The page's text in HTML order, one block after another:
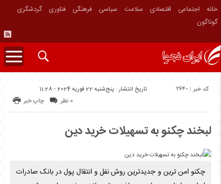
خانه اجتماعی اقتصادی سلامت سیاسی فرهنگی فناوری
گردشگری
گوناگون
تاریخ انتشار : پنج‌شنبه 22 فوریه 2024 - 11:28 کد خبر : 2640
چاپ خبر 0 نظر
لبخند چکنو به تسهیلات خرید دین
چکنو امن ترین و جدیدترین روش‌ نفل و انتقال پول در بانک صادرات